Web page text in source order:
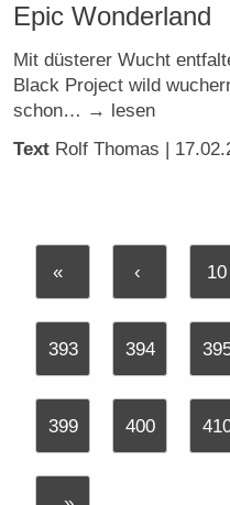
Epic Wonderland
Mit düsterer Wucht
Black Project wild
schon… → lesen
Text Rolf Thomas |
« ‹ 10
393 394
399 400